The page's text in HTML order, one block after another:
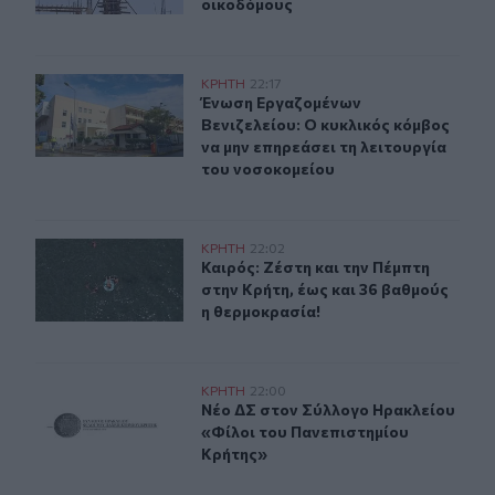
οικοδόμους
Ένωση Εργαζομένων Βενιζελείου: Ο κυκλικός κόμβος
ΚΡΗΤΗ 22:17
Ένωση Εργαζομένων Βενιζελείου:
Ένωση Εργαζομένων
Βενιζελείου: Ο κυκλικός κόμβος
να μην επηρεάσει τη λειτουργία
του νοσοκομείου
Καιρός: Ζέστη και την Πέμπτη στην Κρήτη, έως και 36
ΚΡΗΤΗ 22:02
Καιρός: Ζέστη και την Πέμπτη
Καιρός: Ζέστη και την Πέμπτη
στην Κρήτη, έως και 36 βαθμούς
η θερμοκρασία!
Νέο ΔΣ στον Σύλλογο Ηρακλείου «Φίλοι του
ΚΡΗΤΗ 22:00
Νέο ΔΣ στον Σύλλογο Ηρακλείου
Νέο ΔΣ στον Σύλλογο Ηρακλείου
«Φίλοι του Πανεπιστημίου
Κρήτης»